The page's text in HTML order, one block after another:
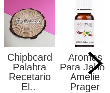
Chipboard
Palabra
Recetario
El...
Aromas
Para Jabón
Amelie
Prager